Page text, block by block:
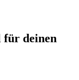
deinen